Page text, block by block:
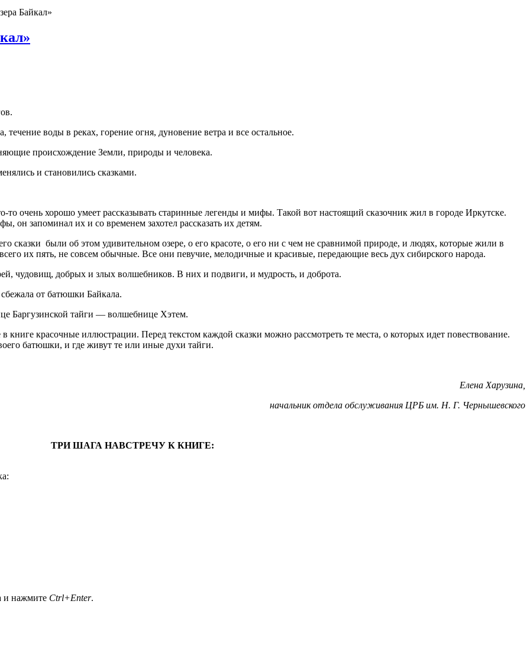
Байкал»
воды в реках, горение огня, дуновение ветра и все остальное.
происхождение Земли, природы и человека.
и становились сказками.
то очень хорошо умеет рассказывать старинные легенды и мифы. Такой вот настоящий сказочник жил в городе Иркутске.
он запоминал их и со временем захотел рассказать их детям.
сказки были об этом удивительном озере, о его красоте, о его ни с чем не сравнимой природе, и людях, которые жили в
их пять, не совсем обычные. Все они певучие, мелодичные и красивые, передающие весь дух сибирского народа.
чудовищ, добрых и злых волшебников. В них и подвиги, и мудрость, и доброта.
от батюшки Байкала.
Баргузинской тайги — волшебнице Хэтем.
красочные иллюстрации. Перед текстом каждой сказки можно рассмотреть те места, о которых идет повествование.
батюшки, и где живут те или иные духи тайги.
Елена Харузина,
начальник отдела обслуживания ЦРБ им. Н. Г. Чернышевского
ТРИ ШАГА НАВСТРЕЧУ К КНИГЕ:
и нажмите Ctrl+Enter.